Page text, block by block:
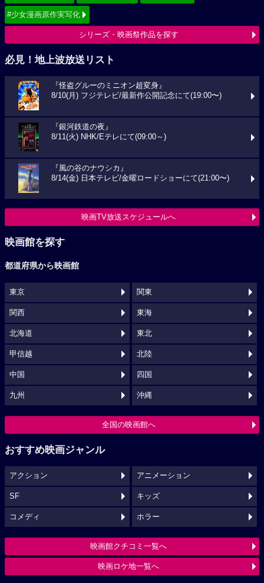
#少女漫画原作実写化
シリーズ・映画祭作品を探す
必見！地上波放送リスト
『怪盗グルーのミニオン超変身』
8/10(月) フジテレビ/最新作公開記念にて(19:00〜)
『銀河鉄道の夜』
8/11(火) NHK/Eテレにて(09:00～)
『風の谷のナウシカ』
8/14(金) 日本テレビ/金曜ロードショーにて(21:00〜)
映画TV放送スケジュールへ
映画館を探す
都道府県から映画館
東京 関東
関西 東海
北海道 東北
甲信越 北陸
中国 四国
九州 沖縄
全国の映画館へ
おすすめ映画ジャンル
アクション アニメーション
SF キッズ
コメディ ホラー
映画館クチコミ一覧へ
映画ロケ地一覧へ